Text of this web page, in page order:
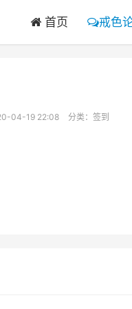
首页 戒色
04-19 22:08 分类： 签到